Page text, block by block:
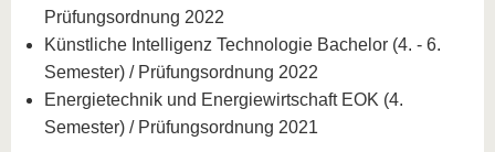
Prüfungsordnung 2022
Künstliche Intelligenz Technologie Bachelor (4. - 6.
Semester) / Prüfungsordnung 2022
Energietechnik und Energiewirtschaft EOK (4.
Semester) / Prüfungsordnung 2021